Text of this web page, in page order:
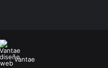
Vantae